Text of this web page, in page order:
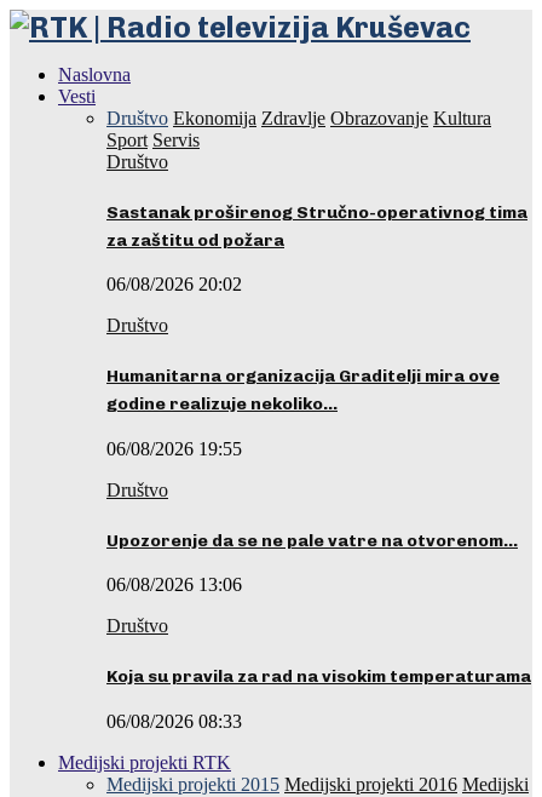
Naslovna
Vesti
Društvo Ekonomija Zdravlje Obrazovanje Kultura
Sport Servis
Društvo
Sastanak proširenog Stručno-operativnog tima
za zaštitu od požara
06/08/2026 20:02
Društvo
Humanitarna organizacija Graditelji mira ove
godine realizuje nekoliko…
06/08/2026 19:55
Društvo
Upozorenje da se ne pale vatre na otvorenom…
06/08/2026 13:06
Društvo
Koja su pravila za rad na visokim temperaturama
06/08/2026 08:33
Medijski projekti RTK
Medijski projekti 2015 Medijski projekti 2016 Medijski